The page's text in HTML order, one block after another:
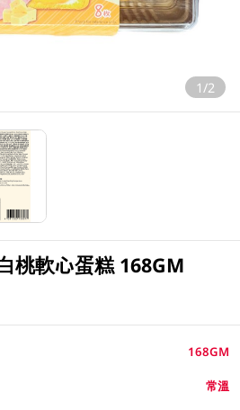
1/2
桃軟心蛋糕 168GM
168GM
常溫